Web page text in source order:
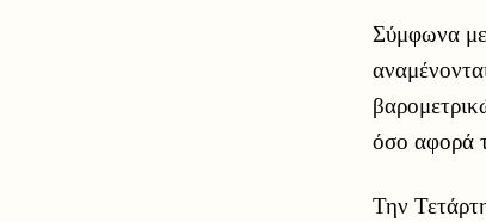
Σύμφωνα με
όσο αφορά
Την